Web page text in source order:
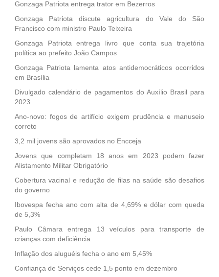
Gonzaga Patriota entrega trator em Bezerros
Gonzaga Patriota discute agricultura do Vale do São
Francisco com ministro Paulo Teixeira
Gonzaga Patriota entrega livro que conta sua trajetória
política ao prefeito João Campos
Gonzaga Patriota lamenta atos antidemocráticos ocorridos
em Brasília
Divulgado calendário de pagamentos do Auxílio Brasil para
2023
Ano-novo: fogos de artifício exigem prudência e manuseio
correto
3,2 mil jovens são aprovados no Encceja
Jovens que completam 18 anos em 2023 podem fazer
Alistamento Militar Obrigatório
Cobertura vacinal e redução de filas na saúde são desafios
do governo
Ibovespa fecha ano com alta de 4,69% e dólar com queda
de 5,3%
Paulo Câmara entrega 13 veículos para transporte de
crianças com deficiência
Inflação dos aluguéis fecha o ano em 5,45%
Confiança de Serviços cede 1,5 ponto em dezembro